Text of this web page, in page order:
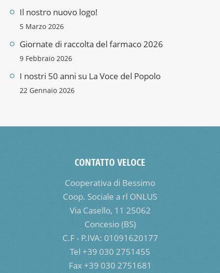
Il nostro nuovo logo!
5 Marzo 2026
Giornate di raccolta del farmaco 2026
9 Febbraio 2026
I nostri 50 anni su La Voce del Popolo
22 Gennaio 2026
CONTATTO VELOCE
Cooperativa di Bessimo
Coop. Sociale a rl ONLUS
Via Casello, 11 25062
Concesio (BS)
C.F - P.IVA: 01091620177
Tel +39 030 2751455
Fax +39 030 2751681